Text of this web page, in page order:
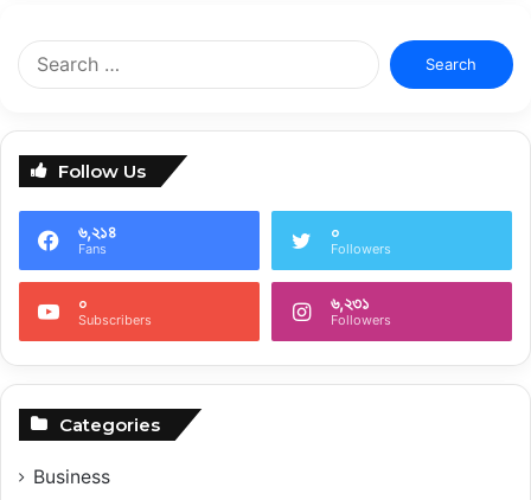
Search
for:
Follow Us
৬,২১৪
Fans
০
Followers
০
Subscribers
৬,২৩১
Followers
Categories
Business